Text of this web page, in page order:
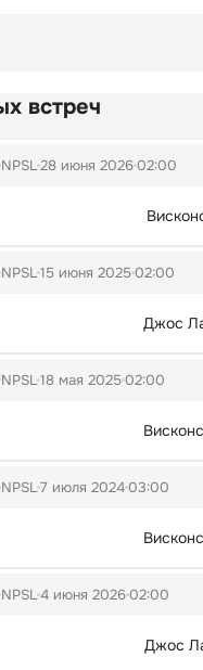
встреч
NPSL28 июня 202602:00
NPSL15 июня 202502:00
Джос
NPSL18 мая 202502:00
NPSL7 июля 202403:00
NPSL4 июня 202602:00
Джос